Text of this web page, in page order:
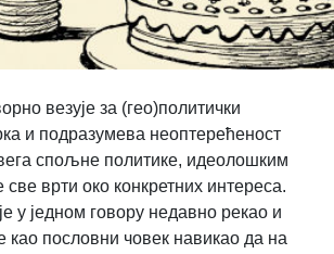
везује за (гео)политички
и подразумева неоптерећеност
спољне политике, идеолошким
врти око конкретних интереса.
у једном говору недавно рекао и
као пословни човек навикао да на